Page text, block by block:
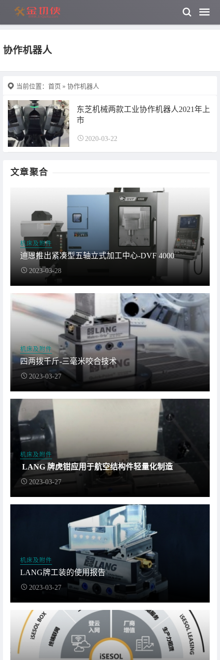
协作机器人
当前位置： 首页 » 协作机器人
东芝机械两款工业协作机器人2021年上
市
2020-03-22
文章聚合
机床及附件
迪恩推出紧凑型五轴立式加工中心-DVF 4000
2023-03-28
机床及附件
四两拨千斤-三毫米咬合技术
2023-03-27
机床及附件
LANG 牌虎钳应用于航空结构件轻量化制造
2023-03-27
机床及附件
LANG牌工装的使用报告
2023-03-27